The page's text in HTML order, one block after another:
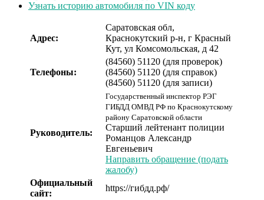
Узнать историю автомобиля по VIN коду
Адрес:
Саратовская обл,
Краснокутский р-н, г Красный
Кут, ул Комсомольская, д 42
Телефоны:
(84560) 51120 (для проверок)
(84560) 51120 (для справок)
(84560) 51120 (для записи)
Руководитель:
Государственный инспектор РЭГ
ГИБДД ОМВД РФ по Краснокутскому
району Саратовской области
Старший лейтенант полиции
Романцов Александр
Евгеньевич
Направить обращение (подать
жалобу)
Официальный
сайт:
https://гибдд.рф/